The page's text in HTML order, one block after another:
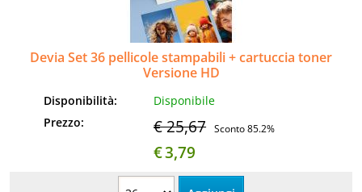
Informatica
AudioVideo
Elettrodomestici
MEDIC
Devia Set 36 pellicole stampabili + cartuccia toner
Versione HD
Disponibilità:
Disponibile
Prezzo:
€ 25,67 Sconto 85.2%
€3,79